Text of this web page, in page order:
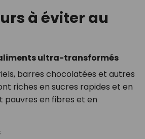
à éviter au
ultra-transformés
barres chocolatées et autres
riches en sucres rapides et en
pauvres en fibres et en